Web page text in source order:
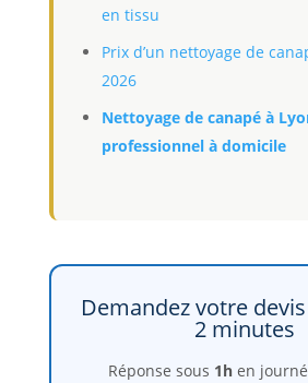
en tissu
Prix d’un nettoyage de
2026
Nettoyage de canapé à
professionnel à domicile
Demandez votre
2 minutes
Réponse sous 1h en